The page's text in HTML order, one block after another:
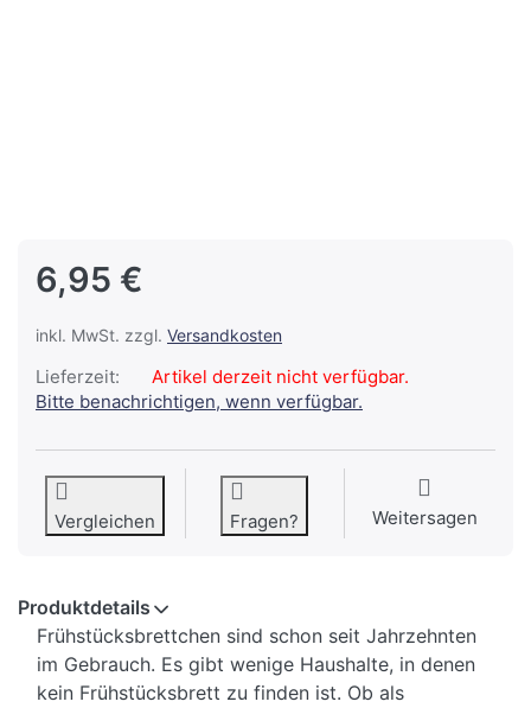
6,95 €
inkl. MwSt. zzgl. Versandkosten
Lieferzeit:
Artikel derzeit nicht verfügbar.
Bitte benachrichtigen, wenn verfügbar.
Vergleichen Fragen? Weitersagen
Produktdetails
Frühstücksbrettchen sind schon seit Jahrzehnten
im Gebrauch. Es gibt wenige Haushalte, in denen
kein Frühstücksbrett zu finden ist. Ob als